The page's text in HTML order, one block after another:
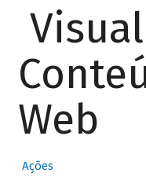
Web
Ações